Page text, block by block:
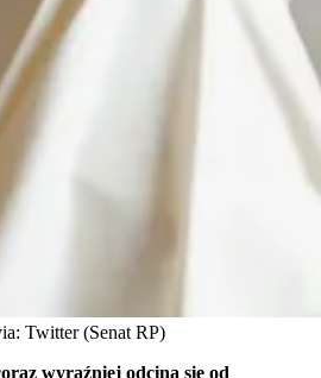
Twitter (Senat RP)
wyraźniej odcina się od